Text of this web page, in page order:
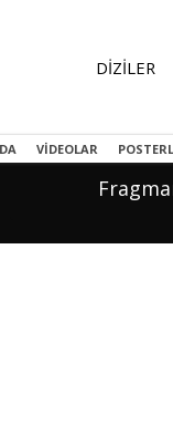
DİZİLER
VIDEOLAR